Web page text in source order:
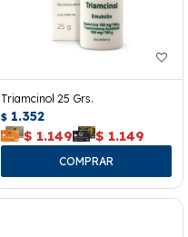
Triamcinol 25 Grs.
$ 1.352
$ 1.149 $ 1.149